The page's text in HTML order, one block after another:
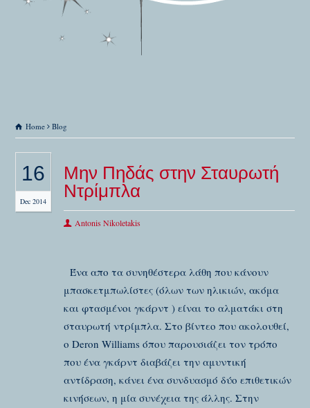
Home Blog
16
Dec 2014
Μην Πηδάς στην Σταυρωτή
Ντρίμπλα
Antonis Nikoletakis
Ένα απο τα συνηθέστερα λάθη που κάνουν
μπασκετμπωλίστες (όλων των ηλικιών, ακόμα
και φτασμένοι γκάρντ ) είναι το αλματάκι στη
σταυρωτή ντρίμπλα. Στο βίντεο που ακολουθεί,
ο Deron Williams όπου παρουσιάζει τον τρόπο
που ένα γκάρντ διαβάζει την αμυντική
αντίδραση, κάνει ένα συνδυασμό δύο επιθετικών
κινήσεων, η μία συνέχεια της άλλης. Στην